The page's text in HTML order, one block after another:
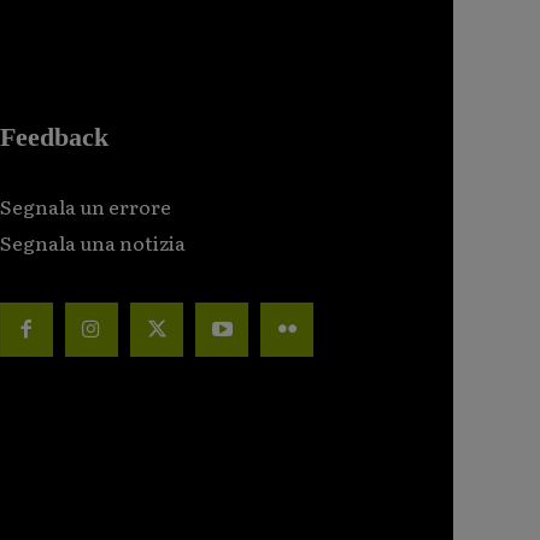
Feedback
Segnala un errore
Segnala una notizia